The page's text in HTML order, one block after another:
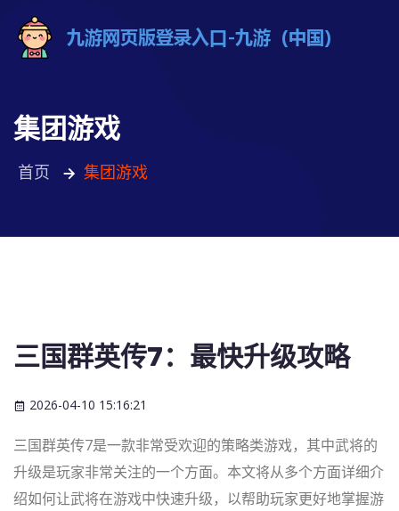
集团游戏
首页 集团游戏
三国群英传7：最快升级攻略
2026-04-10 15:16:21
三国群英传7是一款非常受欢迎的策略类游戏，其中武将的
升级是玩家非常关注的一个方面。本文将从多个方面详细介
绍如何让武将在游戏中快速升级，以帮助玩家更好地掌握游